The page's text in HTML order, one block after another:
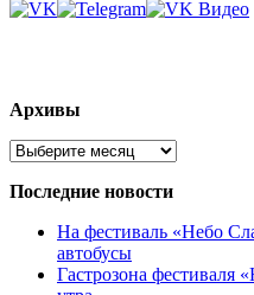
Архивы
Архивы
Последние новости
На фестиваль «Небо
автобусы
Гастрозона фестиваля